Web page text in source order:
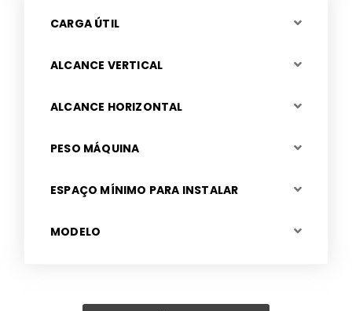
CARGA ÚTIL
ALCANCE VERTICAL
ALCANCE HORIZONTAL
PESO MÁQUINA
ESPAÇO MÍNIMO PARA INSTALAR
MODELO